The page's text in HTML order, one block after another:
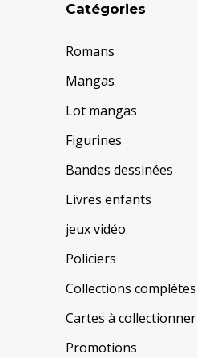
Catégories
Romans
Mangas
Lot mangas
Figurines
Bandes dessinées
Livres enfants
jeux vidéo
Policiers
Collections complètes
Cartes à collectionner
Promotions